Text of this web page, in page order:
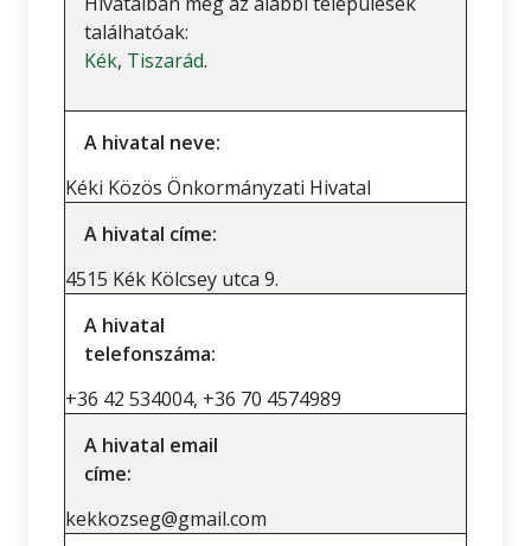
találhatóak:
Kék, Tiszarád.
A hivatal neve:
Kéki Közös Önkormányzati Hivatal
A hivatal címe:
4515 Kék Kölcsey utca 9.
A hivatal
telefonszáma:
+36 42 534004, +36 70 4574989
A hivatal email
címe:
kekkozseg@gmail.com